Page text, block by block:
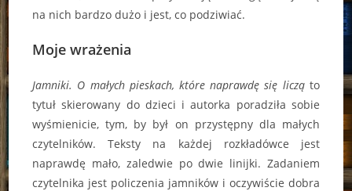
na nich bardzo dużo i jest, co podziwiać.
Moje wrażenia
Jamniki. O małych pieskach, które naprawdę się licząto
tytuł skierowany do dzieci i autorka poradziła sobie
wyśmienicie, tym, by był on przystępny dla małych
czytelników. Teksty na każdej rozkładówce jest
naprawdę mało, zaledwie po dwie linijki. Zadaniem
czytelnika jest policzenia jamników i oczywiście dobra